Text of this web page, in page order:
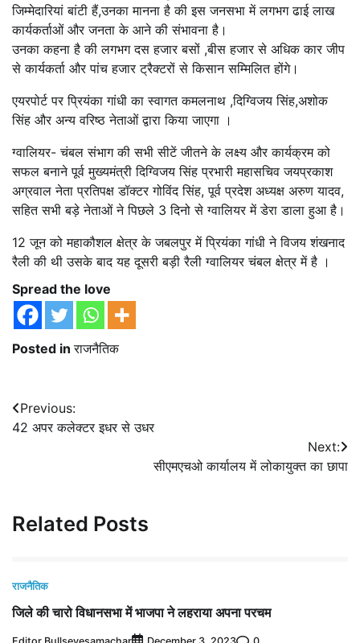
जिम्मेदारियां बांटी हैं,उनका मानना है की इस जनसभा में लगभग ढाई लाख
कार्यकर्ताओं और जनता के आने की संभावना है।
उनका कहना है की लगभग दस हजार बसों ,बीस हजार से अधिक कार जीप
से कार्यकर्ता और पांच हजार ट्रैक्टरों से किसान सम्मिलित होंगे।
एयरपोर्ट पर प्रियंका गांधी का स्वागत कमलनाथ ,दिग्विजय सिंह,अशोक
सिंह और अन्य वरिष्ठ नेताओं द्वारा किया जाएगा ।
ग्वालियर- चंबल संभाग की सभी सीटें जीतने के लक्ष्य और कार्यक्रम को
सफल बनाने पूर्व मुख्यमंत्री दिग्विजय सिंह प्रभारी महासचिव जयप्रकाश
अग्रवाल नेता प्रतिपक्ष डॉक्टर गोविंद सिंह, पूर्व प्रदेश अध्यक्ष अरुण यादव,
सहित सभी बड़े नेताओं ने पिछले 3 दिनो से ग्वालियर में डेरा डाला हुआ है।
12 जून को महाकौशल क्षेत्र के जबलपुर में प्रियंका गांधी ने विजय शंखनाद
रैली की थी उसके बाद यह दूसरी बड़ी रैली ग्वालियर चंबल क्षेत्र में है ।
Spread the love
Posted inराजनैतिक
Post
navigation
Previous:
42 अपर कलेक्टर इधर से उधर
Next:
सीएमएचओ कार्यालय में लोकायुक्त का छापा
Related Posts
राजनैतिक
जिले की चारो विधानसभा में भाजपा ने लहराया अपना परचम